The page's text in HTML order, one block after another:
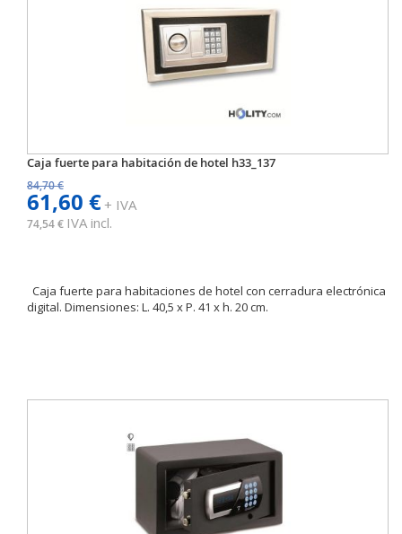
Caja fuerte para habitación de hotel h33_137
84,70 €
61,60 €+ IVA
74,54 € IVA incl.
Caja fuerte para habitaciones de hotel con cerradura electrónica
digital. Dimensiones: L. 40,5 x P. 41 x h. 20 cm.